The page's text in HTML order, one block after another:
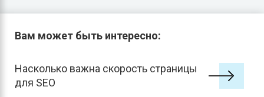
Вам может быть интересно:
Насколько важна скорость страницы
для SEO